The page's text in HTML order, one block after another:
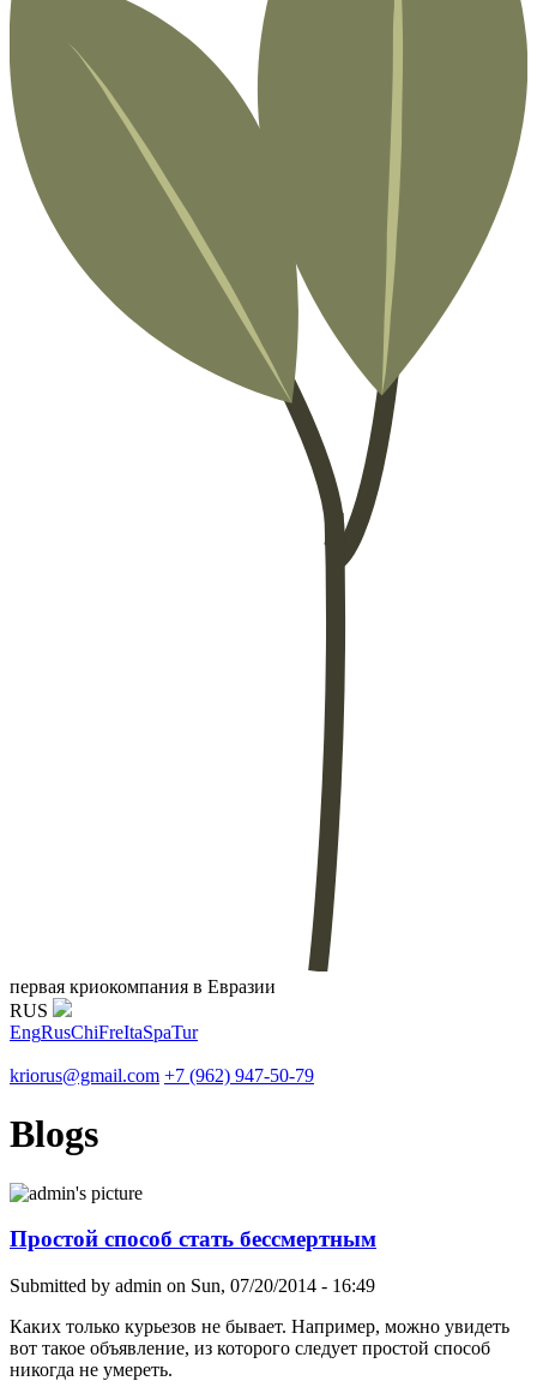
первая криокомпания в Евразии
RUS
EngRusChiFreItaSpaTur
kriorus@gmail.com +7 (962) 947-50-79
Blogs
Простой способ стать бессмертным
Submitted by admin on Sun, 07/20/2014 - 16:49
Каких только курьезов не бывает. Например, можно увидеть
вот такое объявление, из которого следует простой способ
никогда не умереть.